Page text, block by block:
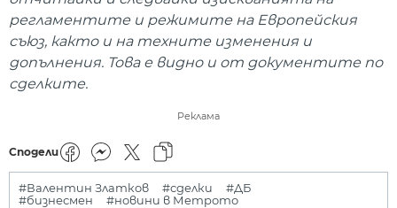
регламентите и режимите на Европейския
съюз, както и на техните изменения и
допълнения. Това е видно и от документите по
сделките.
Реклама
Сподели
#Валентин Златков #сделки
#ДБ
#бизнесмен
#новини в Метрото